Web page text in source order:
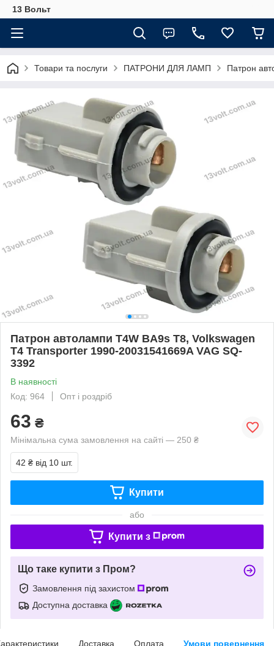
13 Вольт
Товари та послуги ПАТРОНИ ДЛЯ ЛАМП Патрон
Патрон автолампи T4W BA9s T8, Volkswagen
T4 Transporter 1990-20031541669A VAG SQ-
3392
В наявності
Код: 964
Опт і роздріб
63 ₴
Мінімальна сума замовлення на сайті — 250 ₴
42 ₴ від 10 шт.
Купити
або
Купити з
Що таке купити з Пром?
Замовлення під захистом
Доступна доставка
Доставка Оплата Умови повернення